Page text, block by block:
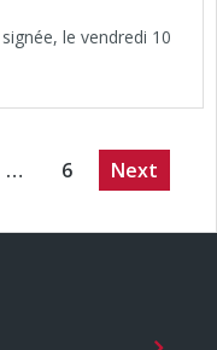
le vendredi 10
… 6 Next